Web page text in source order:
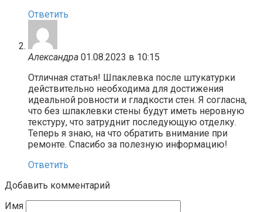
Ответить
Александра 01.08.2023 в 10:15
Отличная статья! Шпаклевка после штукатурки
действительно необходима для достижения
идеальной ровности и гладкости стен. Я согласна,
что без шпаклевки стены будут иметь неровную
текстуру, что затруднит последующую отделку.
Теперь я знаю, на что обратить внимание при
ремонте. Спасибо за полезную информацию!
Ответить
Добавить комментарий
Имя